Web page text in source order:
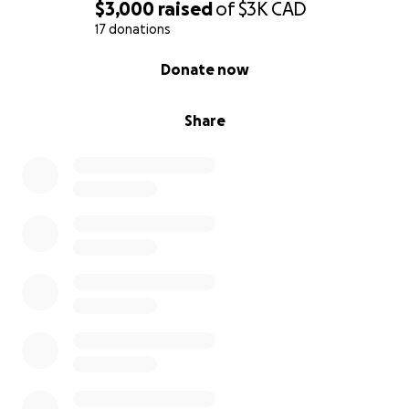
$3,000 raisedof$3K CAD
17 donations
Share
Donate now
Tưởng Nhớ: Tôn Vinh Nữ Nghệ Sỹ Canada Gốc Việt